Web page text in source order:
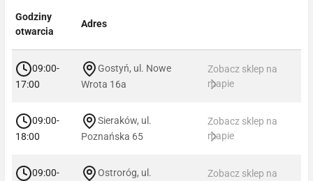
Godziny
otwarcia
Adres
09:00-
17:00
Gostyń, ul. Nowe
Wrota 16a
Zobacz sklep na
mapie
09:00-
18:00
Sieraków, ul.
Poznańska 65
Zobacz sklep na
mapie
09:00-
Ostroróg, ul.
Zobacz sklep na